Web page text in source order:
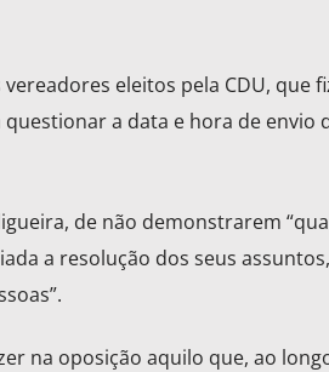
eleitos pela CDU, que
a data e hora de envio
de não demonstrarem
a resolução dos seus
na oposição aquilo que, ao